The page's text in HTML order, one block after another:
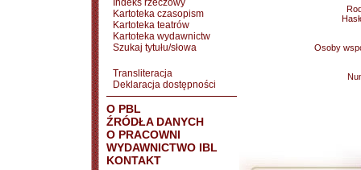
Indeks rzeczowy
Kartoteka czasopism
Kartoteka teatrów
Kartoteka wydawnictw
Szukaj tytułu/słowa
Transliteracja
Deklaracja dostępności
O PBL
ŹRÓDŁA DANYCH
O PRACOWNI
WYDAWNICTWO IBL
KONTAKT
Osoby